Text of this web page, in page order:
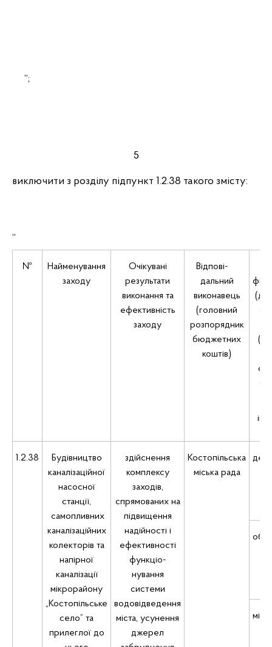
”;
5
виключити з розділу підпункт 1.2.38 такого змісту:
„
№
Найменування
заходу
Очікувані
результати
виконання та
ефективність
заходу
Відпові-
дальний
виконавець
(головний
розпорядник
бюджетних
коштів)
1.2.38
Будівництво
каналізаційної
насосної
станції,
самопливних
каналізаційних
колекторів та
напірної
каналізації
мікрорайону
„Костопільське
село” та
прилеглої до
здійснення
комплексу
заходів,
спрямованих на
підвищення
надійності і
ефективності
функціо-
нування
системи
водовідведення
міста, усунення
джерел
Костопільська
міська рада